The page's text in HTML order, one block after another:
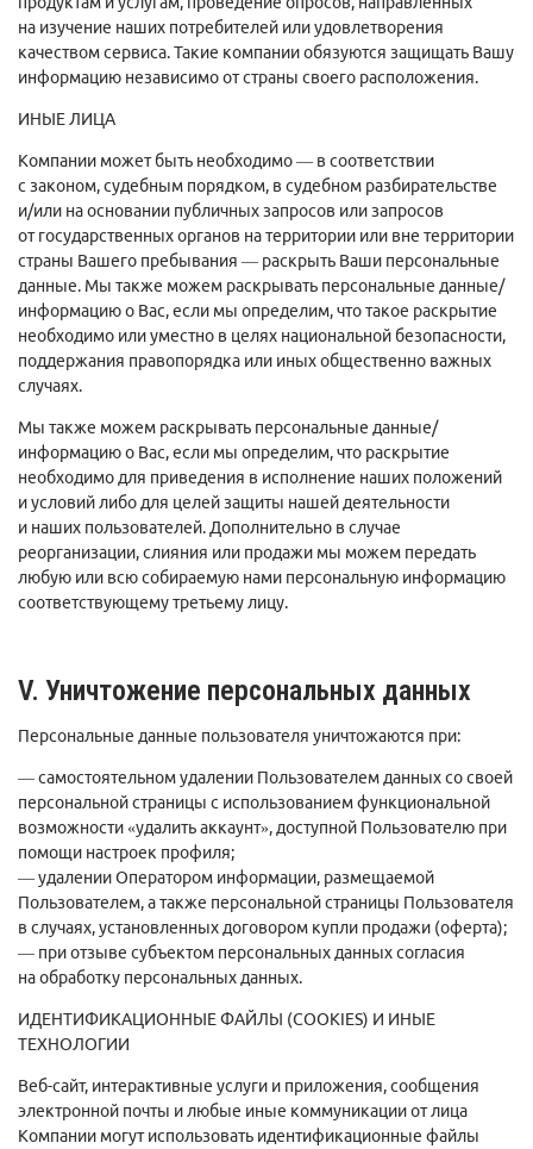
на изучение наших потребителей или удовлетворения
качеством сервиса. Такие компании обязуются защищать Вашу
информацию независимо от страны своего расположения.
ИНЫЕ ЛИЦА
Компании может быть необходимо — в соответствии
с законом, судебным порядком, в судебном разбирательстве
и/или на основании публичных запросов или запросов
от государственных органов на территории или вне территории
страны Вашего пребывания — раскрыть Ваши персональные
данные. Мы также можем раскрывать персональные данные/
информацию о Вас, если мы определим, что такое раскрытие
необходимо или уместно в целях национальной безопасности,
поддержания правопорядка или иных общественно важных
случаях.
Мы также можем раскрывать персональные данные/
информацию о Вас, если мы определим, что раскрытие
необходимо для приведения в исполнение наших положений
и условий либо для целей защиты нашей деятельности
и наших пользователей. Дополнительно в случае
реорганизации, слияния или продажи мы можем передать
любую или всю собираемую нами персональную информацию
соответствующему третьему лицу.
V. Уничтожение персональных данных
Персональные данные пользователя уничтожаются при:
— самостоятельном удалении Пользователем данных со своей
персональной страницы с использованием функциональной
возможности «удалить аккаунт», доступной Пользователю при
помощи настроек профиля;
— удалении Оператором информации, размещаемой
Пользователем, а также персональной страницы Пользователя
в случаях, установленных договором купли продажи (оферта);
— при отзыве субъектом персональных данных согласия
на обработку персональных данных.
ИДЕНТИФИКАЦИОННЫЕ ФАЙЛЫ (СOOKIES) И ИНЫЕ
ТЕХНОЛОГИИ
Веб-сайт, интерактивные услуги и приложения, сообщения
электронной почты и любые иные коммуникации от лица
Компании могут использовать идентификационные файлы